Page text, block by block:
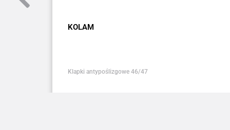
KOLAM
Klapki antypoślizgowe 46/47